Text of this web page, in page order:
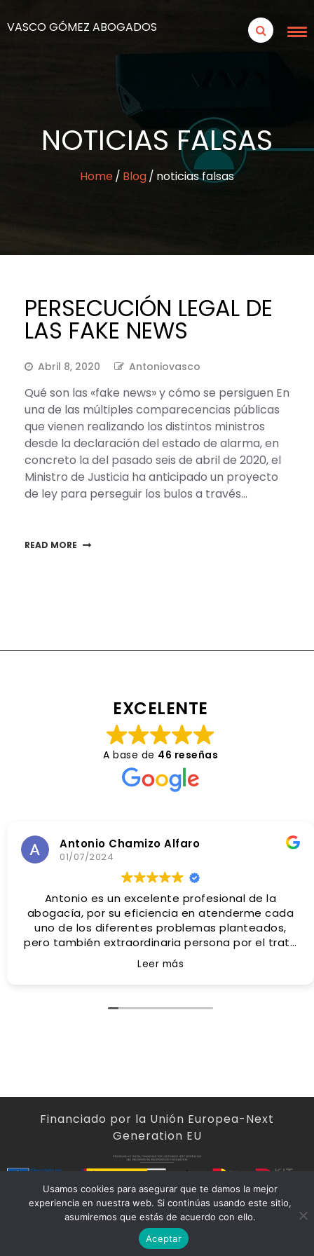
VASCO GÓMEZ ABOGADOS
NOTICIAS FALSAS
Home Blog noticias falsas
PERSECUCIÓN LEGAL DE
LAS FAKE NEWS
Abril 8, 2020 Antoniovasco
Qué son las «fake news» y cómo se persiguen En
una de las múltiples comparecencias públicas
que vienen realizando los distintos ministros
desde la declaración del estado de alarma, en
concreto la del pasado seis de abril de 2020, el
Ministro de Justicia ha anticipado un proyecto
de ley para perseguir los bulos a través…
READ MORE
EXCELENTE
A base de 46 reseñas
Antonio Chamizo Alfaro
01/07/2024
Antonio es un excelente profesional de la
abogacía, por su eficiencia en atenderme cada
uno de los diferentes problemas planteados,
pero también extraordinaria persona por el trato
tan humano recibido de ahí que sea mi asesor
personal.
Leer más
Financiado por la Unión Europea-Next
Generation EU
2024 - Antonio Vasco Gómez
Usamos cookies para asegurar que te damos la mejor
experiencia en nuestra web. Si continúas usando este sitio,
asumiremos que estás de acuerdo con ello.
Aceptar